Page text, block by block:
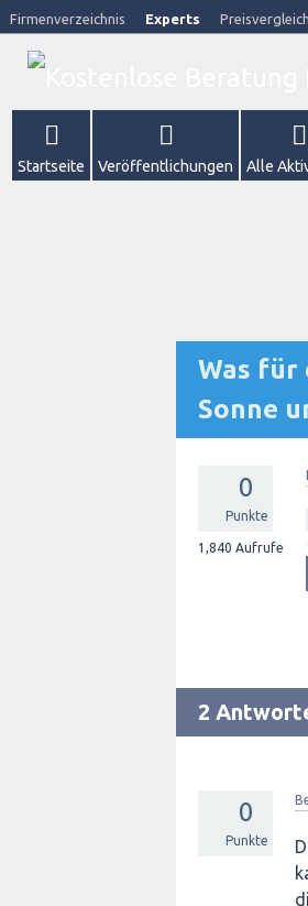
Firmenverzeichnis Experts Preisvergleich
Startseite Veröffentlichungen Alle
Was für
Sonne
0
Punkte
1,840 Aufrufe
2
0
Punkte